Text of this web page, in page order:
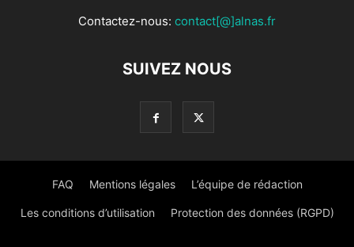
Contactez-nous: contact[@]alnas.fr
SUIVEZ NOUS
FAQ Mentions légales L’équipe de rédaction
Les conditions d’utilisation Protection des données (RGPD)